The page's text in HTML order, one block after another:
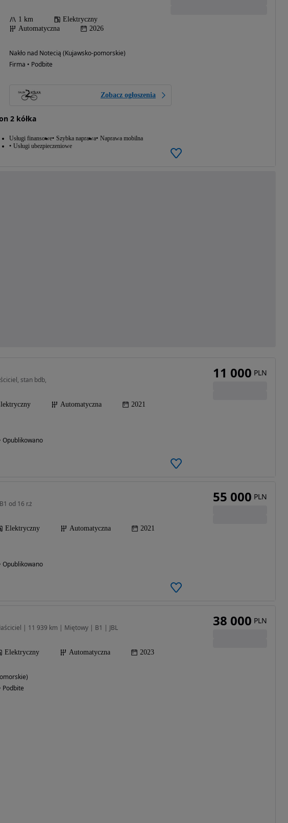
1 km
Elektryczny
Automatyczna
2026
Nakło nad Notecią (Kujawsko-pomorskie)
Firma • Podbite
Zobacz ogłoszenia
2 kółka
Usługi finansowe Szybka naprawa Naprawa mobilna
Usługi ubezpieczeniowe
stan bdb,
Automatyczna 2021
Opublikowano
11 000 PLN
od 16 r.ż
Elektryczny Automatyczna 2021
Opublikowano
55 000 PLN
| 11 939 km | Miętowy | B1 | JBL
Elektryczny Automatyczna 2023
Podbite
38 000 PLN